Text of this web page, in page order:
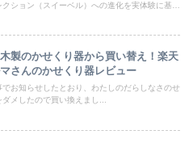
ション（スイーベル）への進化を実体験に基づ
木製のかせくり器から買い替え！楽天
さんのかせくり器レビュー
お知らせしたとおり、わたしのだらしなさのせ
ダメしたので買い換えまし...